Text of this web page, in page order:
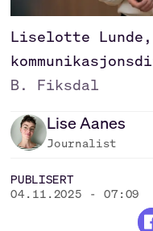
Liselotte Lunde,
B. Fiksdal
LiseAanes
Journalist
PUBLISERT
04.11.2025 - 07:09